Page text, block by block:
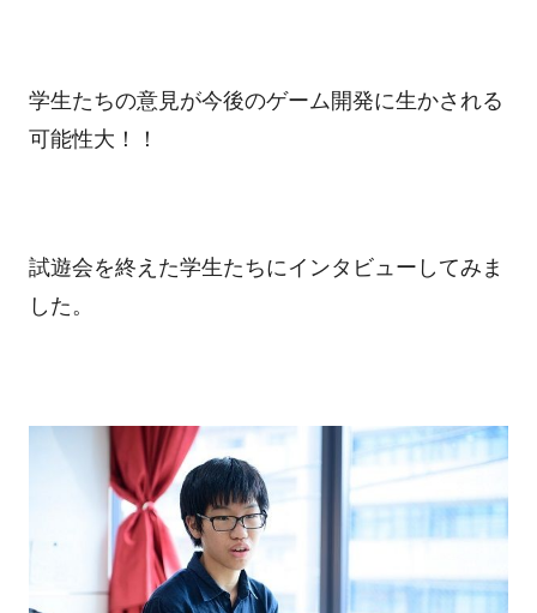
学生たちの意見が今後のゲーム開発に生かされる
可能性大！！
試遊会を終えた学生たちにインタビューしてみま
した。